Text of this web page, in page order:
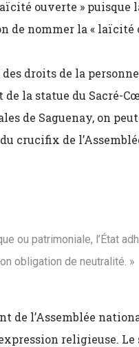
ouverte »
de nommer la « laïcité
droits de la
la statue du Sacré-
de Saguenay, on
crucifix de
ou patrimoniale, l’État
obligation de neutralité. »
de l’Assemblée
religieuse. Le